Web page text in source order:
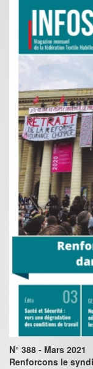
N° 388 - Mars 2021
Renforcons le